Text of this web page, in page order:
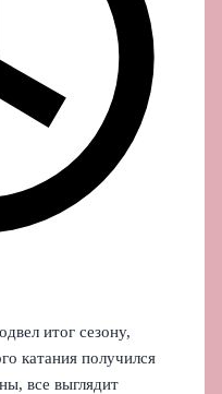
итог сезону,
катания получился
все выглядит